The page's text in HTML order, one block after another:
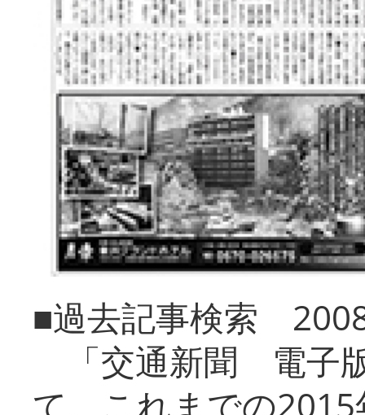
■過去記事検索
「交通新聞 電子
て、これまでの